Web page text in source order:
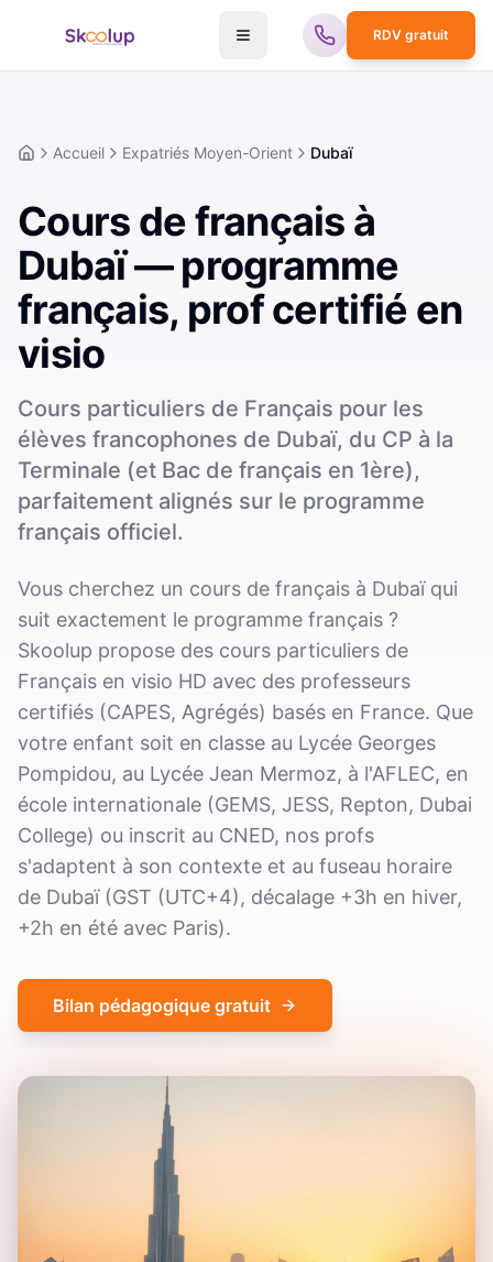
RDV gratuit
AccueilAccueil Expatriés Moyen-Orient Dubaï
Cours de français à
Dubaï — programme
français, prof certifié en
visio
Cours particuliers de Français pour les
élèves francophones de Dubaï, du CP à la
Terminale (et Bac de français en 1ère),
parfaitement alignés sur le programme
français officiel.
Vous cherchez un cours de français à Dubaï qui
suit exactement le programme français ?
Skoolup propose des cours particuliers de
Français en visio HD avec des professeurs
certifiés (CAPES, Agrégés) basés en France. Que
votre enfant soit en classe au Lycée Georges
Pompidou, au Lycée Jean Mermoz, à l'AFLEC, en
école internationale (GEMS, JESS, Repton, Dubai
College) ou inscrit au CNED, nos profs
s'adaptent à son contexte et au fuseau horaire
de Dubaï (GST (UTC+4), décalage +3h en hiver,
+2h en été avec Paris).
Bilan pédagogique gratuit